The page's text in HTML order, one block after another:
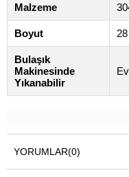
Malzeme
Boyut
Bulaşık
Makinesinde
Yıkanabilir
YORUMLAR(0)